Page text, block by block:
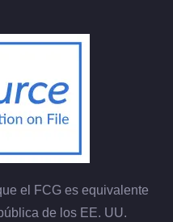
el FCG es equivalente
de los EE. UU.